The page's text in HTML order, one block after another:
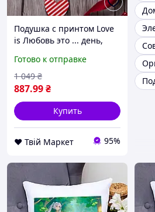
Подушка с принтом Love
is Любовь это ... день,
Белый Кавун П000004 D8-
2026
Готово к отправке
887.99₴
1 049 ₴
Купить
❤️ Твій Маркет 95%